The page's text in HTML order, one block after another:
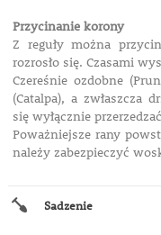
Przycinanie korony
Z reguły można
rozrosło się. Czasami
Czereśnie ozdobne
(Catalpa), a zwłaszcza
się wyłącznie
Poważniejsze rany
należy zabezpieczyć
Sadzenie